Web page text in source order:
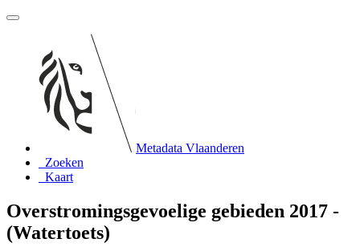
Metadata Vlaanderen
Zoeken
Kaart
Overstromingsgevoelige gebieden 2017 -
(Watertoets)